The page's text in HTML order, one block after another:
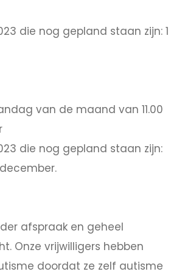
die nog gepland staan zijn: 1
van de maand van 11.00
die nog gepland staan zijn:
december.
afspraak en geheel
Onze vrijwilligers hebben
doordat ze zelf autisme